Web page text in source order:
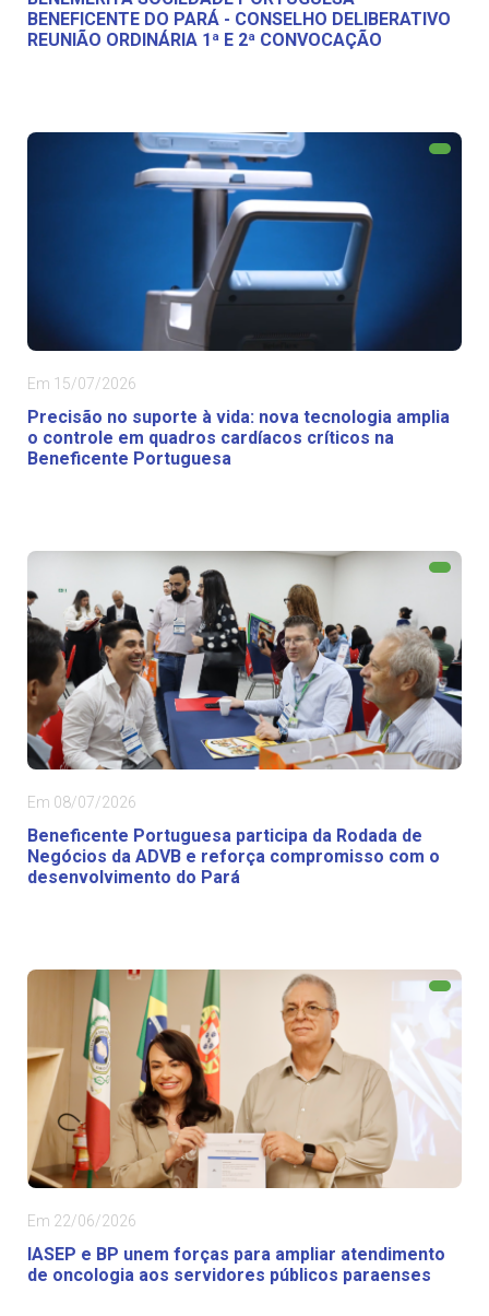
BENEFICENTE DO PARÁ - CONSELHO DELIBERATIVO
REUNIÃO ORDINÁRIA 1ª E 2ª CONVOCAÇÃO
Em 15/07/2026
Precisão no suporte à vida: nova tecnologia amplia
o controle em quadros cardíacos críticos na
Beneficente Portuguesa
Em 08/07/2026
Beneficente Portuguesa participa da Rodada de
Negócios da ADVB e reforça compromisso com o
desenvolvimento do Pará
Em 22/06/2026
IASEP e BP unem forças para ampliar atendimento
de oncologia aos servidores públicos paraenses